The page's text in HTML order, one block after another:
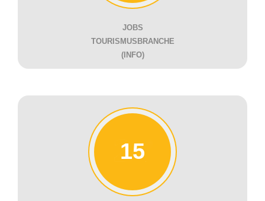
JOBS
TOURISMUSBRANCHE
(INFO)
15